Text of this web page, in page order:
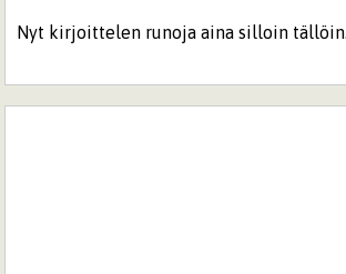
Nyt kirjoittelen runoja aina silloin tällöin..